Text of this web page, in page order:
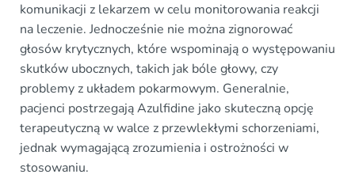
komunikacji z lekarzem w celu monitorowania reakcji
na leczenie. Jednocześnie nie można zignorować
głosów krytycznych, które wspominają o występowaniu
skutków ubocznych, takich jak bóle głowy, czy
problemy z układem pokarmowym. Generalnie,
pacjenci postrzegają Azulfidine jako skuteczną opcję
terapeutyczną w walce z przewlekłymi schorzeniami,
jednak wymagającą zrozumienia i ostrożności w
stosowaniu.